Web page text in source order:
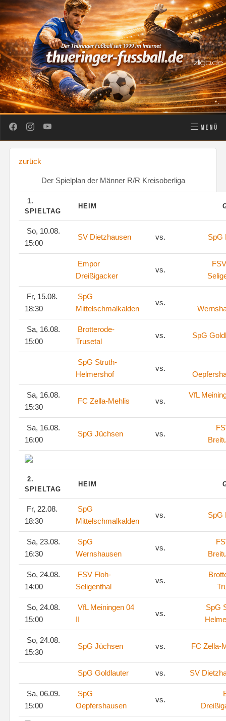
MENÜ
zurück
Der Spielplan der Männer R/R Kreisoberliga
1.
SPIELTAG
HEIM
So, 10.08.
15:00
SV Dietzhausen vs. SpG
Empor
Dreißigacker
vs.
Fr, 15.08.
18:30
SpG
Mittelschmalkalden
vs.
Sa, 16.08.
15:00
Brotterode-
Trusetal
vs. SpG
SpG Struth-
Helmershof
vs.
Sa, 16.08.
15:30
FC Zella-Mehlis vs.
VfL
Sa, 16.08.
16:00
SpG Jüchsen vs.
2.
SPIELTAG
HEIM
Fr, 22.08.
18:30
SpG
Mittelschmalkalden
vs. SpG
Sa, 23.08.
16:30
SpG
Wernshausen
vs.
So, 24.08.
14:00
FSV Floh-
Seligenthal
vs.
So, 24.08.
15:00
VfL Meiningen 04
II
vs.
SpG
So, 24.08.
15:30
SpG Jüchsen vs. FC Zella-
SpG Goldlauter vs. SV
Sa, 06.09.
15:00
SpG
Oepfershausen
vs.